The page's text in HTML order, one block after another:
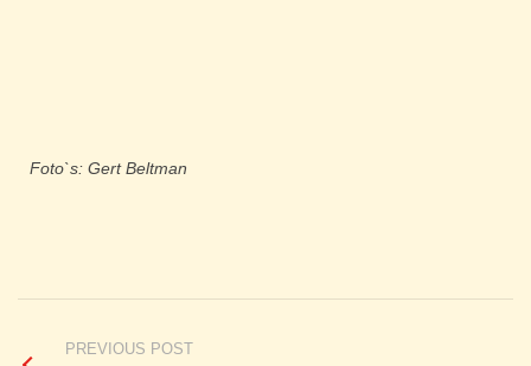
Foto`s: Gert Beltman
PREVIOUS POST